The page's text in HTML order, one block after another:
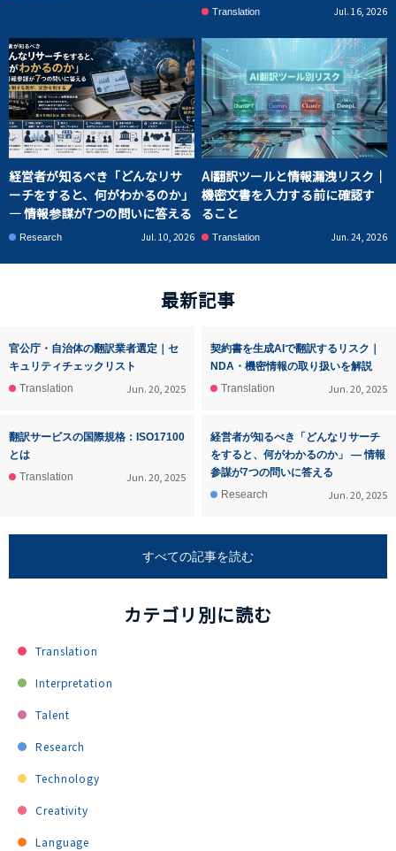
Translation Jul. 16, 2026
経営者が知るべき「どんなリサ
ーチをすると、何がわかるのか」
― 情報参謀が7つの問いに答える
Research Jul. 10, 2026
AI翻訳ツールと情報漏洩リスク｜
機密文書を入力する前に確認す
ること
Translation Jun. 24, 2026
最新記事
官公庁・自治体の翻訳業者選定｜セ
キュリティチェックリスト
Translation
Jun. 20, 2025
契約書を生成AIで翻訳するリスク｜
NDA・機密情報の取り扱いを解説
Translation
Jun. 20, 2025
翻訳サービスの国際規格：ISO17100
とは
Translation
Jun. 20, 2025
経営者が知るべき「どんなリサーチ
をすると、何がわかるのか」 ― 情報
参謀が7つの問いに答える
Research
Jun. 20, 2025
すべての記事を読む
カテゴリ別に読む
Translation
Interpretation
Talent
Research
Technology
Creativity
Language